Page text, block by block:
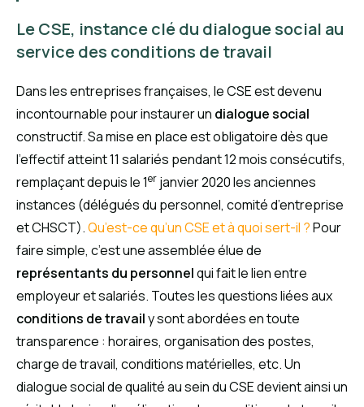
Le CSE, instance clé du dialogue social au
service des conditions de travail
Dans les entreprises françaises, le CSE est devenu
incontournable pour instaurer un dialogue social
constructif. Sa mise en place est obligatoire dès que
l’effectif atteint 11 salariés pendant 12 mois consécutifs,
remplaçant depuis le 1er janvier 2020 les anciennes
instances (délégués du personnel, comité d’entreprise
et CHSCT).Qu’est-ce qu’un CSE et à quoi sert-il ?Pour
faire simple, c’est une assemblée élue de
représentants du personnelqui fait le lien entre
employeur et salariés. Toutes les questions liées aux
conditions de travaily sont abordées en toute
transparence : horaires, organisation des postes,
charge de travail, conditions matérielles, etc. Un
dialogue social de qualité au sein du CSE devient ainsi un